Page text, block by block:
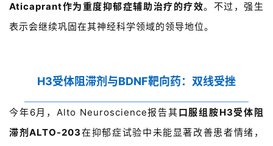
药
资
专
区
Aticaprant作为重度抑郁症辅助治疗的疗效。不过，强生
表示会继续巩固在其神经科学领域的领导地位。
H3受体阻滞剂与BDNF靶向药：双线受挫
今年6月， Alto Neuroscience报告其口服组胺H3受体阻
滞剂ALTO-203在抑郁症试验中未能显著改善患者情绪，